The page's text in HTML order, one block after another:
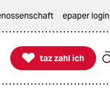
epaper login

taz zahl ich
taz zahl ich